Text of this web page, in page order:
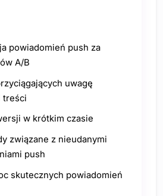
powiadomień push za
A/B
uwagę
treści
w krótkim czasie
związane z nieudanymi
push
skutecznych powiadomień